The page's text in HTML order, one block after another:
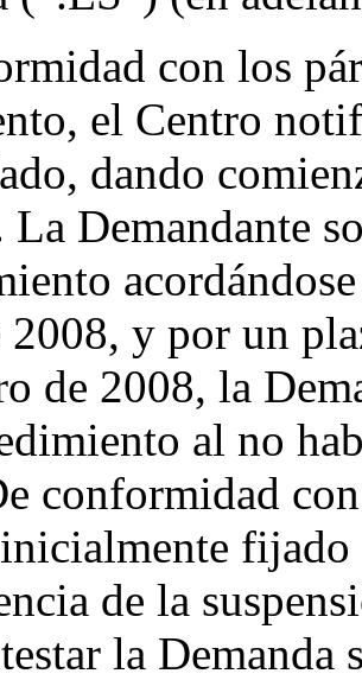
con los
el Centro
dando
La Demandante
2008, y por un
de 2008, la
al no
conformidad
de la
la